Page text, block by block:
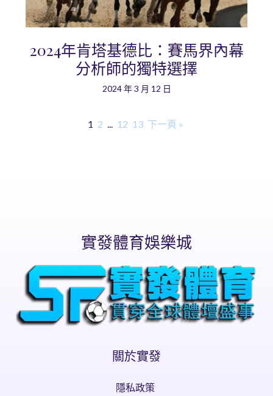
2024年肯塔基德比：賽馬界內幕
分析師的獨特選擇
2024 年 3 月 12 日
1 2 ... 12 13 下一頁 »
實發體育娛樂城
關於實發
隱私政策